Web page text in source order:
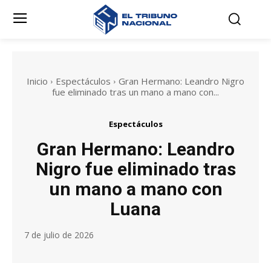
Inicio Espectáculos
Gran Hermano: Leandro Nigro
fue eliminado tras un mano a mano con...
Espectáculos
Gran Hermano: Leandro
Nigro fue eliminado tras
un mano a mano con
Luana
7 de julio de 2026